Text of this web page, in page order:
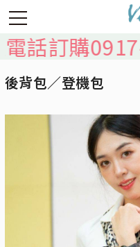
購0917-904-
後背包／登機包